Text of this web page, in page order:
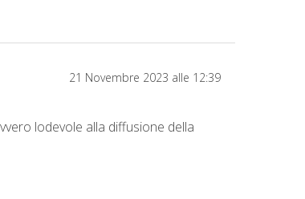
21 Novembre 2023 alle 12:39
lodevole alla diffusione della